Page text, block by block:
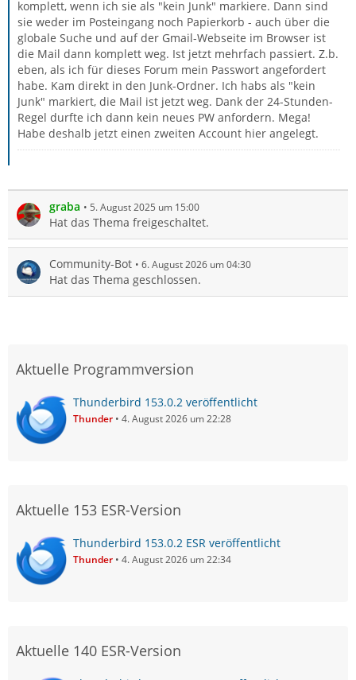
komplett, wenn ich sie als "kein Junk" markiere. Dann sind
sie weder im Posteingang noch Papierkorb - auch über die
globale Suche und auf der Gmail-Webseite im Browser ist
die Mail dann komplett weg. Ist jetzt mehrfach passiert. Z.b.
eben, als ich für dieses Forum mein Passwort angefordert
habe. Kam direkt in den Junk-Ordner. Ich habs als "kein
Junk" markiert, die Mail ist jetzt weg. Dank der 24-Stunden-
Regel durfte ich dann kein neues PW anfordern. Mega!
Habe deshalb jetzt einen zweiten Account hier angelegt.
graba 5. August 2025 um 15:00
Hat das Thema freigeschaltet.
Community-Bot 6. August 2026 um 04:30
Hat das Thema geschlossen.
Aktuelle Programmversion
Thunderbird 153.0.2 veröffentlicht
Thunder 4. August 2026 um 22:28
Aktuelle 153 ESR-Version
Thunderbird 153.0.2 ESR veröffentlicht
Thunder 4. August 2026 um 22:34
Aktuelle 140 ESR-Version